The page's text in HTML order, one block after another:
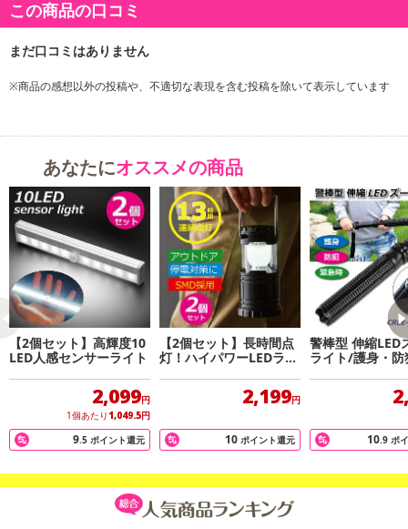
この商品の口コミ
※商品の感想以外の投稿や、不適切な表現を含む投稿を除いて表示しています
あなたにオススメの商品
【2個セット】高輝度10
LED人感センサーライト
2,099円
1個あたり 1,049.5円
9.5 ポイント還元
【2個セット】長時間点
灯！ハイパワーLEDラン
2,199円
10 ポイント還元
警棒型 伸縮LED
ライト/護身・防
10.9 ポ